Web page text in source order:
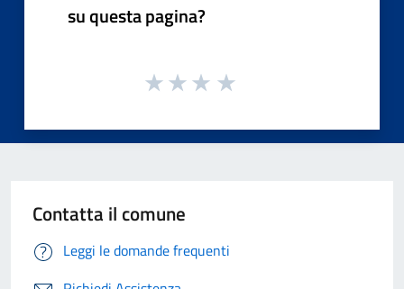
su questa pagina?
Contatta il comune
Leggi le domande frequenti